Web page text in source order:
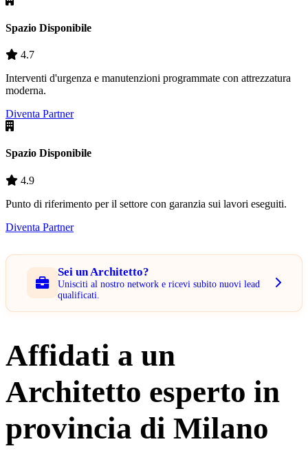
Spazio Disponibile
4.7
Interventi d'urgenza e manutenzioni programmate con attrezzatura
moderna.
Diventa Partner
Spazio Disponibile
4.9
Punto di riferimento per il settore con garanzia sui lavori eseguiti.
Diventa Partner
Sei un Architetto?
Unisciti al nostro network e ricevi subito nuovi lead
qualificati.
Affidati a un
Architetto esperto in
provincia di Milano